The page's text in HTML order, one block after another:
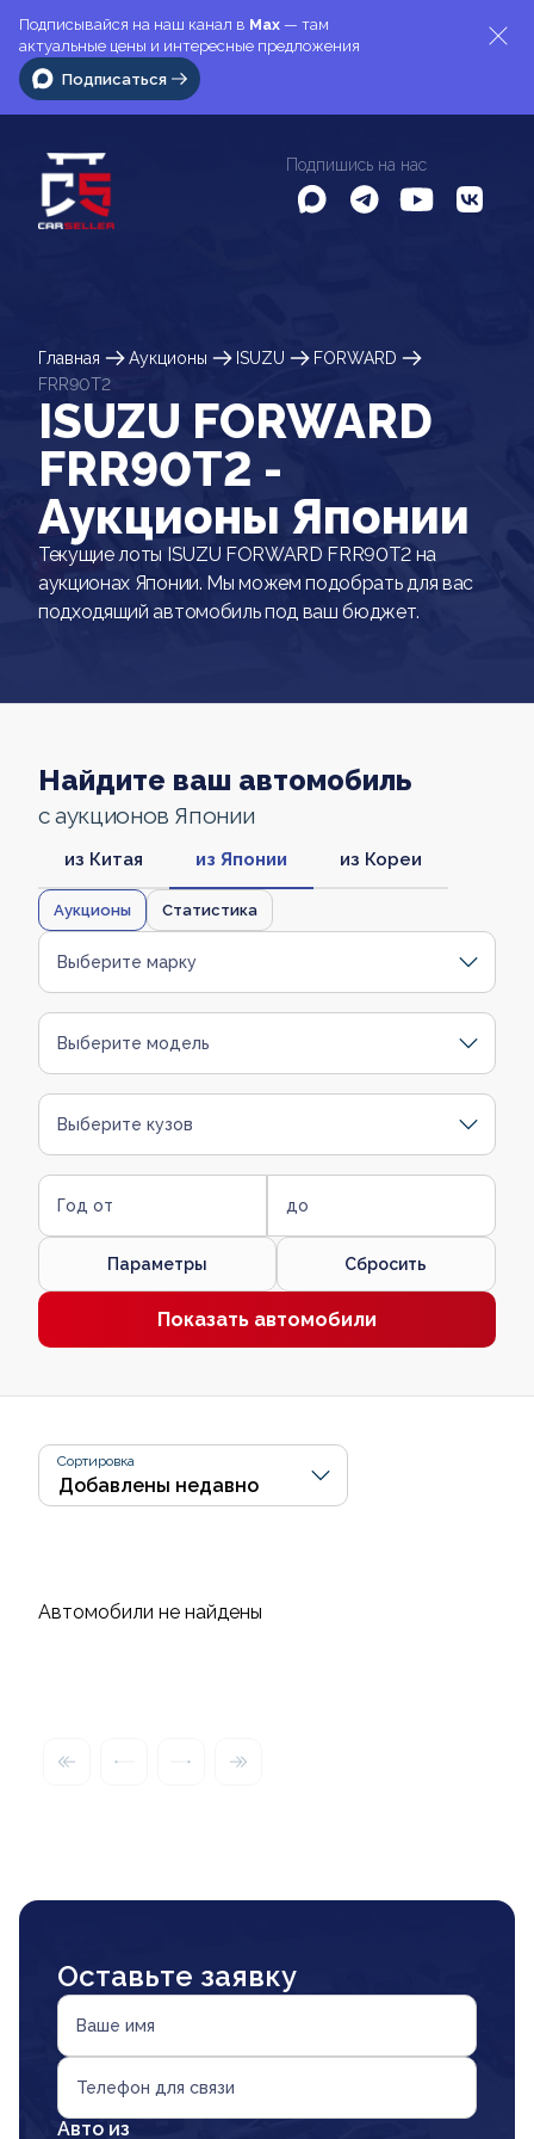
Подписывайся на наш канал в Max — там
актуальные цены и интересные предложения
Подписаться
Подпишись на нас
Главная Аукционы ISUZU
FORWARD
FRR90T2
ISUZU FORWARD
FRR90T2 -
Аукционы Японии
Текущие лоты ISUZU FORWARD FRR90T2 на
аукционах Японии. Мы можем подобрать для вас
подходящий автомобиль под ваш бюджет.
Найдите ваш автомобиль
с аукционов Японии
из Китая из Японии из Кореи
Аукционы Статистика
Выберите марку
Выберите модель
Выберите кузов
Год от до
Параметры Сбросить
Показать автомобили
Сортировка
Автомобили не найдены
Оставьте заявку
Ваше имя
Телефон для связи
Авто из